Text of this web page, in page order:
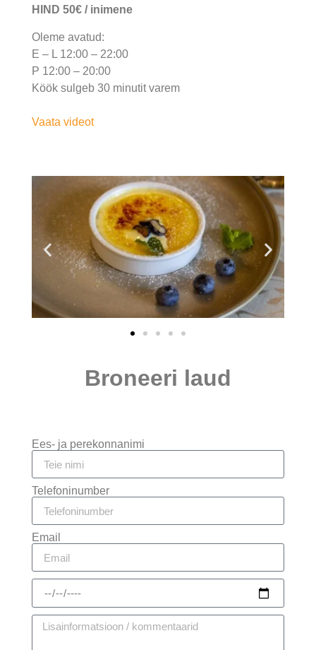
HIND 50€ / inimene
Oleme avatud:
E – L 12:00 – 22:00
P 12:00 – 20:00
Köök sulgeb 30 minutit varem
Vaata videot
Broneeri laud
Ees- ja perekonnanimi
Telefoninumber
Email